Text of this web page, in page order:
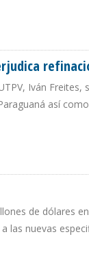
Iván
así
de dólares
las nuevas